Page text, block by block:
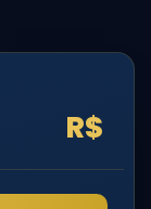
R$